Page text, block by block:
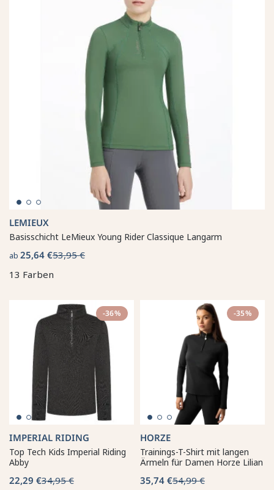
LEMIEUX
Basisschicht LeMieux Young Rider Classique Langarm
ab 25,64 €53,95 €
13 Farben
-36%
IMPERIAL RIDING
Top Tech Kids Imperial Riding
Abby
22,29 €34,95 €
-35%
HORZE
Trainings-T-Shirt mit langen
Ärmeln für Damen Horze Lilian
35,74 €54,99 €